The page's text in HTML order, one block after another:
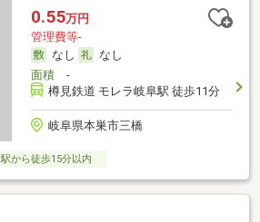
0.55万円
管理費等-
なし
なし
面積-
樽見鉄道 モレラ岐阜駅 徒歩11分
岐阜県本巣市三橋
駅から徒歩15分以内